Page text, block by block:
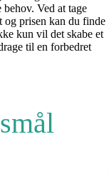
Ved at tage
og prisen kan du finde
kun vil det skabe et
til en forbedret